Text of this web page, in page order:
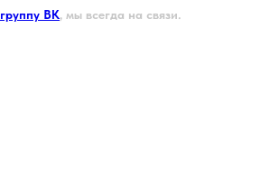
группу ВК, мы всегда на связи.